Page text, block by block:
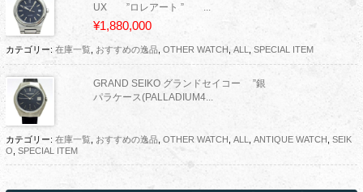
UX ”ロレアート ” ...
¥1,880,000
カテゴリー: 在庫一覧, おすすめの逸品, OTHER WATCH ALL SPECIAL ITEM
GRAND SEIKO グランドセイコー ”銀
パラケース(PALLADIUM4...
カテゴリー: 在庫一覧, おすすめの逸品, OTHER WATCH ALL ANTIQUE WATCH
SEIK
O SPECIAL ITEM